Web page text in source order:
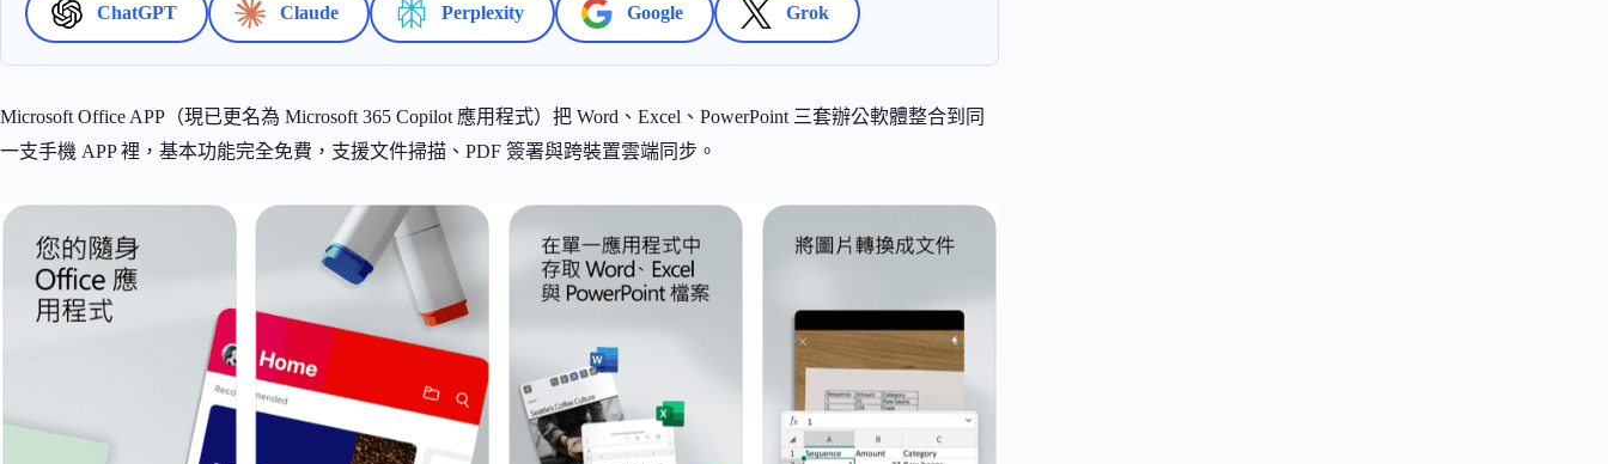
ChatGPT Claude Perplexity Google Grok
Microsoft Office APP（現已更名為 Microsoft 365 Copilot 應用程式）把 Word、Excel、PowerPoint 三套辦公軟體整合到同
一支手機 APP 裡，基本功能完全免費，支援文件掃描、PDF 簽署與跨裝置雲端同步。